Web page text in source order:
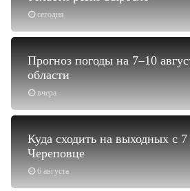
сегодня
вчера
Прогноз погоды на 7–10
области
6 августа
Куда сходить на выходных с 7
Череповце